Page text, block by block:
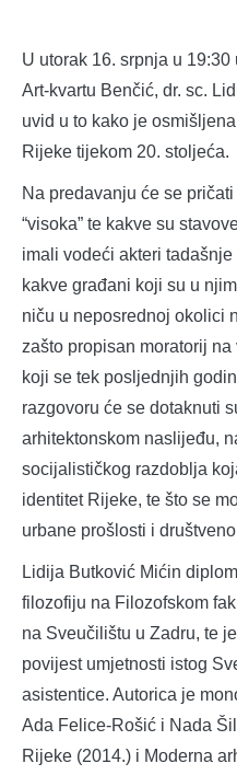
U utorak 16. srpnja u
Art-kvartu Benčić, dr. sc.
uvid u to kako je
Rijeke tijekom 20. stoljeća.
Na predavanju će se
“visoka” te kakve su
imali vodeći akteri
kakve građani koji su u
niču u neposrednoj okolici
zašto propisan moratorij
koji se tek posljednjih
razgovoru će se dotaknuti
arhitektonskom naslijeđu,
socijalističkog razdoblja
identitet Rijeke, te što se
urbane prošlosti i
Lidija Butković Mićin
filozofiju na Filozofskom
na Sveučilištu u Zadru, te
povijest umjetnosti istog
asistentice. Autorica je
Ada Felice-Rošić i Nada
Rijeke (2014.) i Moderna